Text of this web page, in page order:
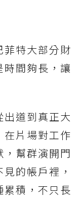
菲特大部分財
間夠長，讓
道到真正大
在片場對工作
，幫群演開門
的帳戶裡，
累積，不只長